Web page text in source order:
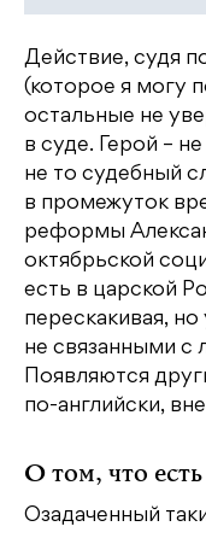
Действие, судя
(которое я могу
остальные не
в суде. Герой –
не то судебный
в промежуток
реформы
октябрьской
есть в царской
перескакивая,
не связанными с
Появляются
по-английски,
О том, что есть
Озадаченный